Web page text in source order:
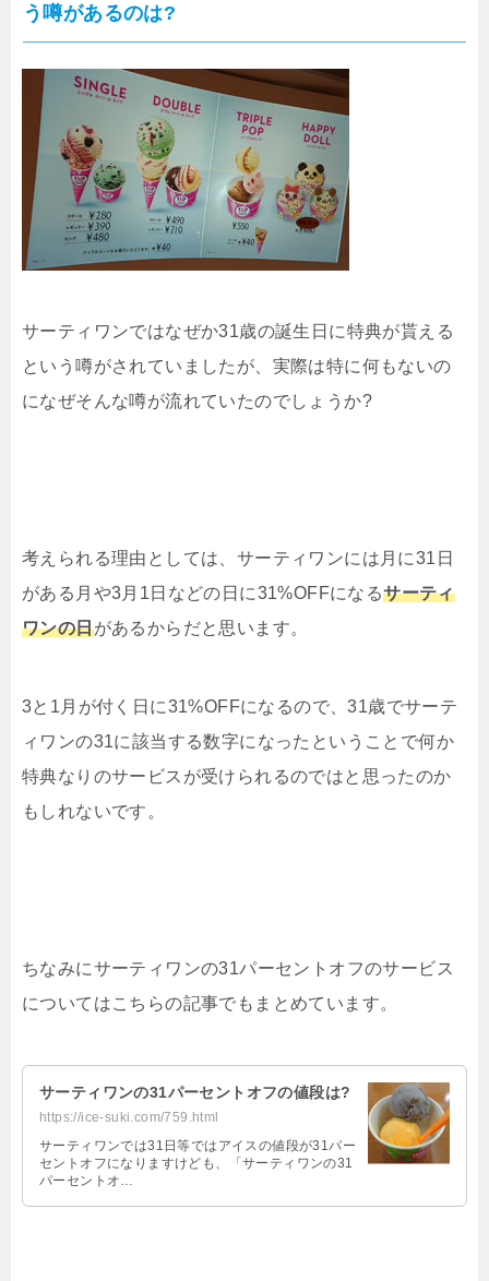
う噂があるのは?
サーティワンではなぜか31歳の誕生日に特典が貰える
という噂がされていましたが、実際は特に何もないの
になぜそんな噂が流れていたのでしょうか?
考えられる理由としては、サーティワンには月に31日
がある月や3月1日などの日に31%OFFになるサーティ
ワンの日があるからだと思います。
3と1月が付く日に31%OFFになるので、31歳でサーテ
ィワンの31に該当する数字になったということで何か
特典なりのサービスが受けられるのではと思ったのか
もしれないです。
ちなみにサーティワンの31パーセントオフのサービス
についてはこちらの記事でもまとめています。
サーティワンの31パーセントオフの値段は?
https://ice-suki.com/759.html
サーティワンでは31日等ではアイスの値段が31パー
セントオフになりますけども、「サーティワンの31
パーセントオ…